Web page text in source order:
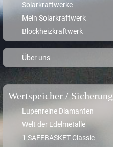
Solarkraftwerke
Mein Solarkraftwerk
Blockheizkraftwerk
Über uns
Wertspeicher / Sicherung
Lupenreine Diamanten
Welt der Edelmetalle
1 SAFEBASKET Classic